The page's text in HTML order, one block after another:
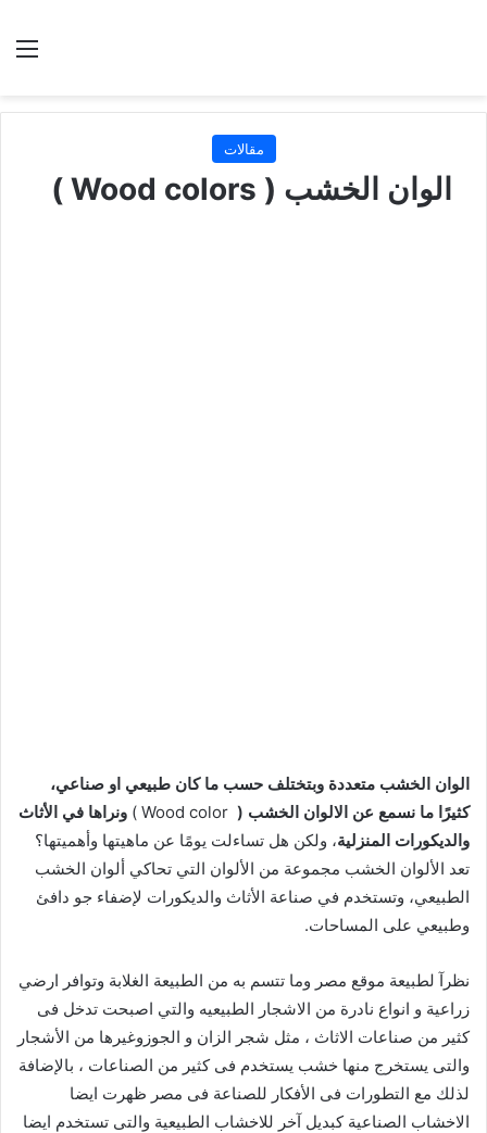
مقالات
الوان الخشب ( Wood colors )
الوان الخشب متعددة وبتختلف حسب ما كان طبيعي او صناعي،
كثيرًا ما نسمع عن الالوان الخشب ( Wood color )
ونراها في الأثاث
والديكورات المنزلية، ولكن هل تساءلت يومًا عن ماهيتها وأهميتها؟
تعد الألوان الخشب مجموعة من الألوان التي تحاكي ألوان الخشب
الطبيعي، وتستخدم في صناعة الأثاث والديكورات لإضفاء جو دافئ
وطبيعي على المساحات.
نظرآ لطبيعة موقع مصر وما تتسم به من الطبيعة الغلابة وتوافر ارضي
زراعية و انواع نادرة من الاشجار الطبيعيه والتي اصبحت تدخل فى
كثير من صناعات الاثاث ، مثل شجر الزان و الجوزوغيرها من الأشجار
والتى يستخرج منها خشب يستخدم فى كثير من الصناعات ، بالإضافة
لذلك مع التطورات فى الأفكار للصناعة فى مصر ظهرت ايضا
الاخشاب الصناعية كبديل آخر للاخشاب الطبيعية والتى تستخدم ايضا